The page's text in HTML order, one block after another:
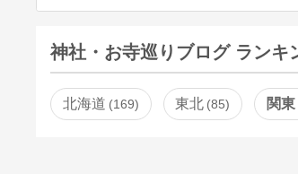
神社・お寺巡りブログ ランキ
北海道 169 東北 85 関東